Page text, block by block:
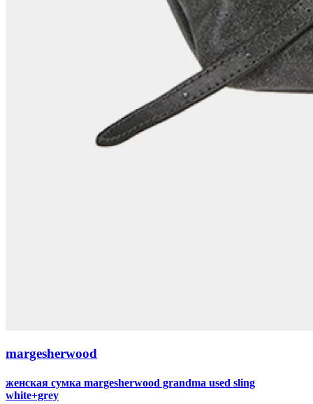
margesherwood
женская сумка margesherwood grandma used sling
white+grey